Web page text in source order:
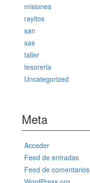
misiones
rayitos
san
sas
taller
tesoreria
Uncategorized
Meta
Acceder
Feed de entradas
Feed de comentarios